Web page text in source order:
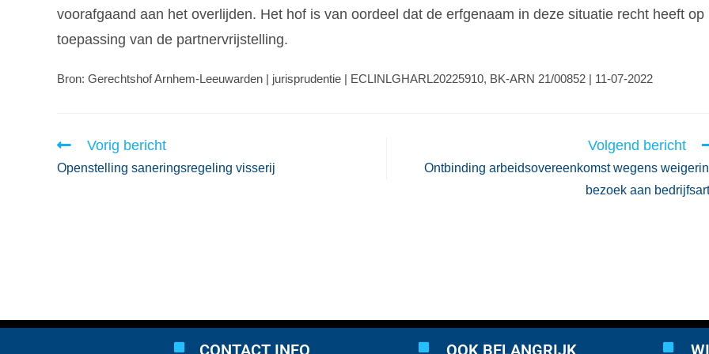
voorafgaand aan het overlijden. Het hof is van oordeel dat de erfgenaam in deze situatie recht heeft op
toepassing van de partnervrijstelling.
Bron: Gerechtshof Arnhem-Leeuwarden | jurisprudentie | ECLINLGHARL20225910, BK-ARN 21/00852 | 11-07-2022
Vorig bericht
Openstelling saneringsregeling visserij
Volgend bericht
Ontbinding arbeidsovereenkomst wegens
bezoek aan
CONTACT INFO OOK BELANGRIJK